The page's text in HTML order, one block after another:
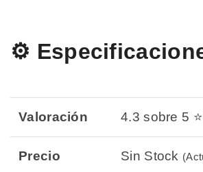
⚙️
Valoración 4.3 sobre 5 ⭐
Precio Sin Stock